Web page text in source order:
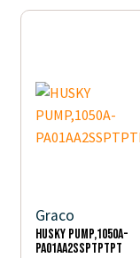
Graco
HUSKY PUMP,1050A-
PA01AA2SSPTPTPT